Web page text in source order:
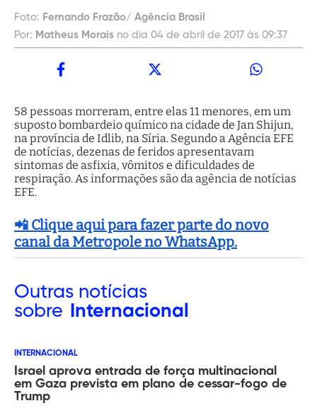
Foto: Fernando Frazão/ Agência Brasil
Por: Matheus Morais no dia 04 de abril de 2017 às 09:37
58 pessoas morreram, entre elas 11 menores, em um
suposto bombardeio químico na cidade de Jan Shijun,
na província de Idlib, na Síria. Segundo a Agência EFE
de notícias, dezenas de feridos apresentavam
sintomas de asfixia, vômitos e dificuldades de
respiração. As informações são da agência de notícias
EFE.
📲 Clique aqui para fazer parte do novo
canal da Metropole no WhatsApp.
Outras notícias
sobre
Internacional
INTERNACIONAL
Israel aprova entrada de força multinacional
em Gaza prevista em plano de cessar-fogo de
Trump